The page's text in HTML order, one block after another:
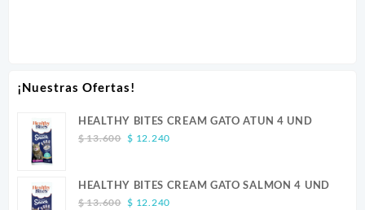
¡Nuestras Ofertas!
HEALTHY BITES CREAM GATO ATUN 4 UND
$13.600 Original
$ 13.600.
$ 12.240Current
$ 12.240.
HEALTHY BITES CREAM GATO SALMON 4 UND
$13.600 Original
$ 12.240Current